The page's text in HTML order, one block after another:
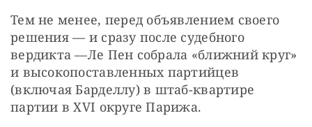
Тем не менее, перед объявлением своего
решения — и сразу после судебного
вердикта —Ле Пен собрала «ближний круг»
и высокопоставленных партийцев
(включая Барделлу) в штаб-квартире
партии в XVI округе Парижа.